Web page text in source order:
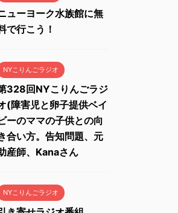
ューヨーク水族館に無
で行こう！
NYこりんごラジオ
328回NYこりんごラジ
(障害児と卵子提供ベイ
ーのママの子供との向
合い方。告知問題、元
産師、Kanaさん
NYこりんごラジオ